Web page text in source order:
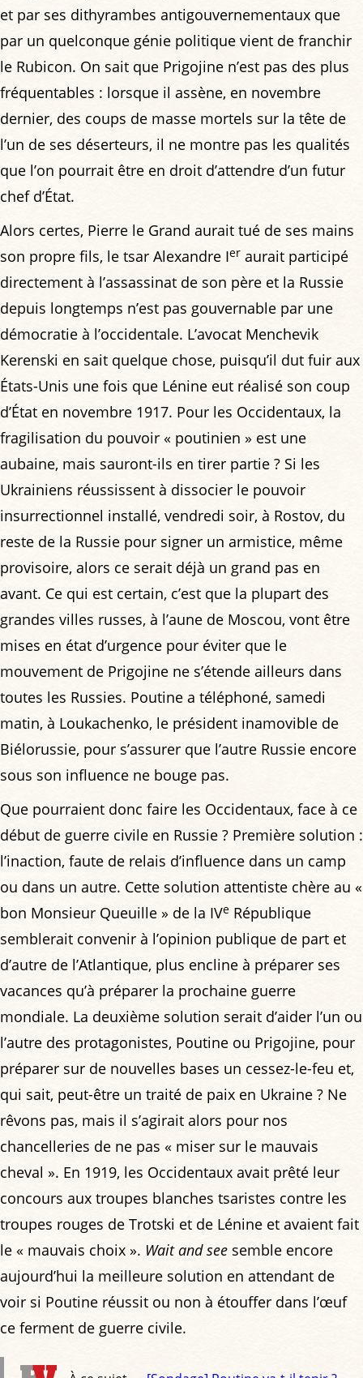
et par ses dithyrambes antigouvernementaux que
par un quelconque génie politique vient de franchir
le Rubicon. On sait que Prigojine n’est pas des plus
fréquentables : lorsque il assène, en novembre
dernier, des coups de masse mortels sur la tête de
l’un de ses déserteurs, il ne montre pas les qualités
que l’on pourrait être en droit d’attendre d’un futur
chef d’État.
Alors certes, Pierre le Grand aurait tué de ses mains
son propre fils, le tsar Alexandre Ier aurait participé
directement à l’assassinat de son père et la Russie
depuis longtemps n’est pas gouvernable par une
démocratie à l’occidentale. L’avocat Menchevik
Kerenski en sait quelque chose, puisqu’il dut fuir aux
États-Unis une fois que Lénine eut réalisé son coup
d’État en novembre 1917. Pour les Occidentaux, la
fragilisation du pouvoir « poutinien » est une
aubaine, mais sauront-ils en tirer partie ? Si les
Ukrainiens réussissent à dissocier le pouvoir
insurrectionnel installé, vendredi soir, à Rostov, du
reste de la Russie pour signer un armistice, même
provisoire, alors ce serait déjà un grand pas en
avant. Ce qui est certain, c’est que la plupart des
grandes villes russes, à l’aune de Moscou, vont être
mises en état d’urgence pour éviter que le
mouvement de Prigojine ne s’étende ailleurs dans
toutes les Russies. Poutine a téléphoné, samedi
matin, à Loukachenko, le président inamovible de
Biélorussie, pour s’assurer que l’autre Russie encore
sous son influence ne bouge pas.
Que pourraient donc faire les Occidentaux, face à ce
début de guerre civile en Russie ? Première solution :
l’inaction, faute de relais d’influence dans un camp
ou dans un autre. Cette solution attentiste chère au «
bon Monsieur Queuille » de la IVe République
semblerait convenir à l’opinion publique de part et
d’autre de l’Atlantique, plus encline à préparer ses
vacances qu’à préparer la prochaine guerre
mondiale. La deuxième solution serait d’aider l’un ou
l’autre des protagonistes, Poutine ou Prigojine, pour
préparer sur de nouvelles bases un cessez-le-feu et,
qui sait, peut-être un traité de paix en Ukraine ? Ne
rêvons pas, mais il s’agirait alors pour nos
chancelleries de ne pas « miser sur le mauvais
cheval ». En 1919, les Occidentaux avait prêté leur
concours aux troupes blanches tsaristes contre les
troupes rouges de Trotski et de Lénine et avaient fait
le « mauvais choix ». Wait and see semble encore
aujourd’hui la meilleure solution en attendant de
voir si Poutine réussit ou non à étouffer dans l’œuf
ce ferment de guerre civile.